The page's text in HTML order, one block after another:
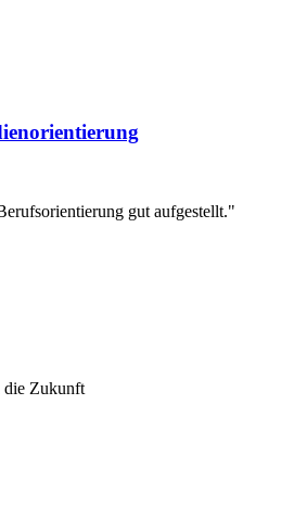
gut aufgestellt."
die Zukunft